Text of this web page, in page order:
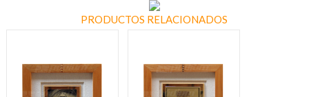
PRODUCTOS RELACIONADOS